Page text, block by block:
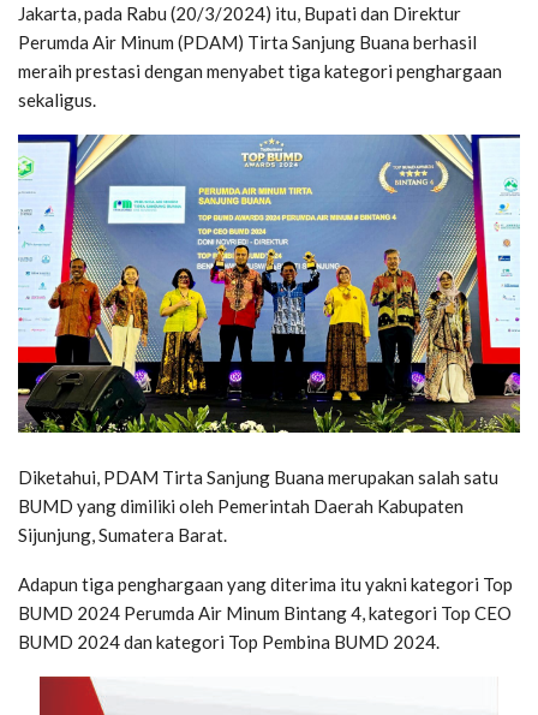
Jakarta, pada Rabu (20/3/2024) itu, Bupati dan Direktur
Perumda Air Minum (PDAM) Tirta Sanjung Buana berhasil
meraih prestasi dengan menyabet tiga kategori penghargaan
sekaligus.
Diketahui, PDAM Tirta Sanjung Buana merupakan salah satu
BUMD yang dimiliki oleh Pemerintah Daerah Kabupaten
Sijunjung, Sumatera Barat.
Adapun tiga penghargaan yang diterima itu yakni kategori Top
BUMD 2024 Perumda Air Minum Bintang 4, kategori Top CEO
BUMD 2024 dan kategori Top Pembina BUMD 2024.